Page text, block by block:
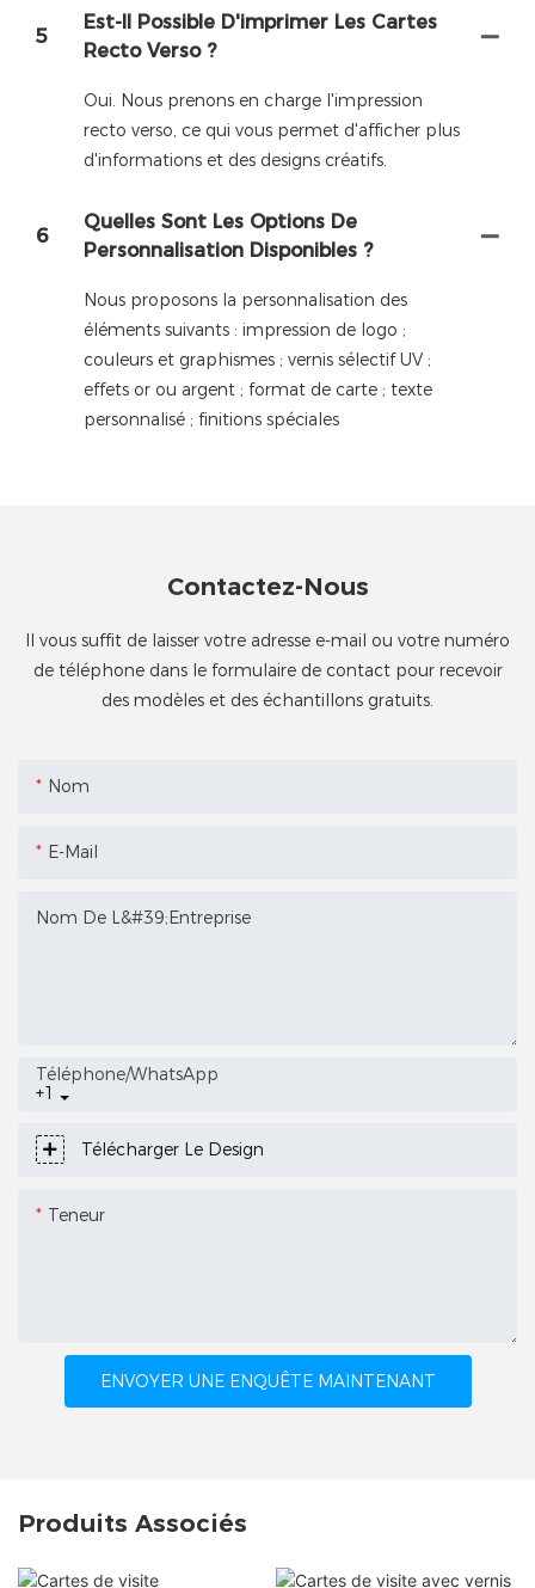
5
Est-Il Possible D'imprimer Les Cartes
Recto Verso ?
Oui. Nous prenons en charge l'impression
recto verso, ce qui vous permet d'afficher plus
d'informations et des designs créatifs.
6
Quelles Sont Les Options De
Personnalisation Disponibles ?
Nous proposons la personnalisation des
éléments suivants : impression de logo ;
couleurs et graphismes ; vernis sélectif UV ;
effets or ou argent ; format de carte ; texte
personnalisé ; finitions spéciales
Contactez-Nous
Il vous suffit de laisser votre adresse e-mail ou votre numéro
de téléphone dans le formulaire de contact pour recevoir
des modèles et des échantillons gratuits.
Nom
E-Mail
Nom De L&#39;entreprise
+1
Téléphone/WhatsApp
Télécharger Le Design
Teneur
ENVOYER UNE ENQUÊTE MAINTENANT
Produits Associés